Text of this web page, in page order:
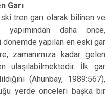
Garı
garı olarak bilinen ve
daha önce,
yapılan en eski gar
zamanımıza kadar gelen
ulaşılabilmektedir. İlk gar
(Ahunbay, 1989:567),
yerde önceleri başka bir